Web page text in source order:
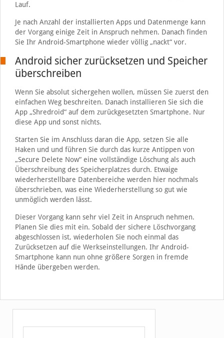
Lauf.
Je nach Anzahl der installierten Apps und Datenmenge kann
der Vorgang einige Zeit in Anspruch nehmen. Danach finden
Sie Ihr Android-Smartphone wieder völlig „nackt“ vor.
Android sicher zurücksetzen und Speicher
überschreiben
Wenn Sie absolut sichergehen wollen, müssen Sie zuerst den
einfachen Weg beschreiten. Danach installieren Sie sich die
App „Shredroid“ auf dem zurückgesetzten Smartphone. Nur
diese App und sonst nichts.
Starten Sie im Anschluss daran die App, setzen Sie alle
Haken und und führen Sie durch das kurze Antippen von
„Secure Delete Now“ eine vollständige Löschung als auch
Überschreibung des Speicherplatzes durch. Etwaige
wiederherstellbare Datenbereiche werden hier nochmals
überschrieben, was eine Wiederherstellung so gut wie
unmöglich werden lässt.
Dieser Vorgang kann sehr viel Zeit in Anspruch nehmen.
Planen Sie dies mit ein. Sobald der sichere Löschvorgang
abgeschlossen ist, wiederholen Sie noch einmal das
Zurücksetzen auf die Werkseinstellungen. Ihr Android-
Smartphone kann nun ohne größere Sorgen in fremde
Hände übergeben werden.